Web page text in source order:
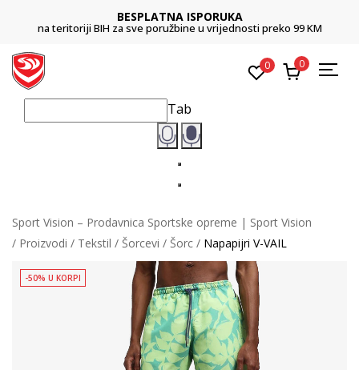
BESPLATNA ISPORUKA
na teritoriji BIH za sve poružbine u vrijednosti preko 99 KM
0 0
Tab
Sport Vision – Prodavnica Sportske opreme | Sport Vision
Proizvodi
Tekstil Šorcevi Šorc Napapijri V-VAIL
-50% U KORPI